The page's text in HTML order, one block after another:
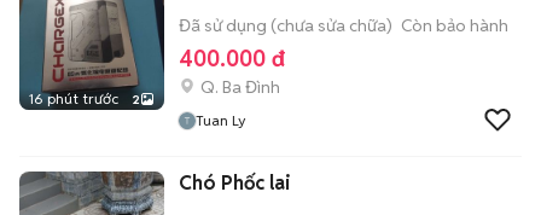
16 phút trước 2
Đã sử dụng (chưa sửa chữa) Còn bảo hành
400.000 đ
Q. Ba Đình
Tuan Ly
Chó Phốc lai